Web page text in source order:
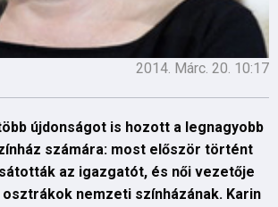
2014. Márc. 20. 10:17
újdonságot is hozott a legnagyobb
számára: most először történt
az igazgatót, és női vezetője
nemzeti színházának. Karin